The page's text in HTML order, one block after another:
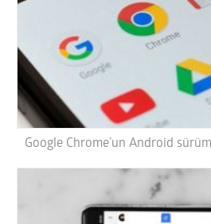
Google Chrome’un Android